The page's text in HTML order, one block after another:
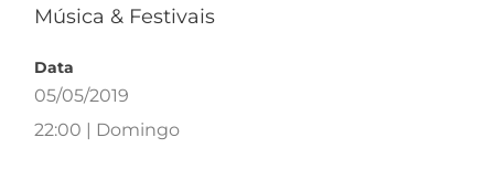
Música & Festivais
Data
05/05/2019
22:00 | Domingo